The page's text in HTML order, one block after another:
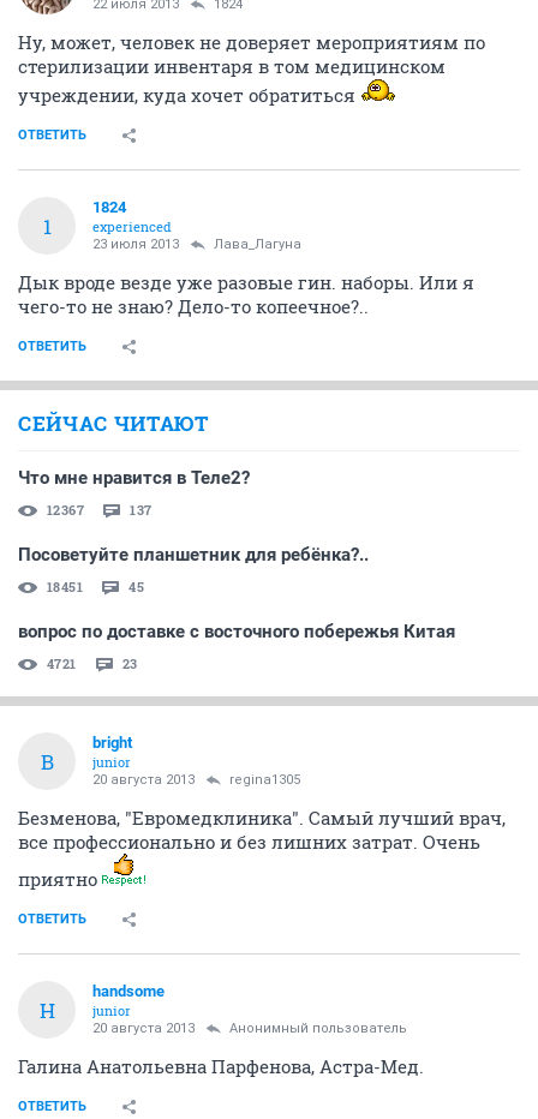
22 июля 2013 1824
Ну, может, человек не доверяет мероприятиям по
стерилизации инвентаря в том медицинском
учреждении, куда хочет обратиться
ОТВЕТИТЬ
1
1824
experienced
23 июля 2013 Лава_Лагуна
Дык вроде везде уже разовые гин. наборы. Или я
чего-то не знаю? Дело-то копеечное?..
ОТВЕТИТЬ
СЕЙЧАС ЧИТАЮТ
Что мне нравится в Теле2?
12367 137
Посоветуйте планшетник для ребёнка?..
18451 45
вопрос по доставке с восточного побережья Китая
4721 23
B
bright
junior
20 августа 2013 regina1305
Безменова, "Евромедклиника". Самый лучший врач,
все профессионально и без лишних затрат. Очень
приятно
ОТВЕТИТЬ
H
handsome
junior
20 августа 2013 Анонимный пользователь
Галина Анатольевна Парфенова, Астра-Мед.
ОТВЕТИТЬ